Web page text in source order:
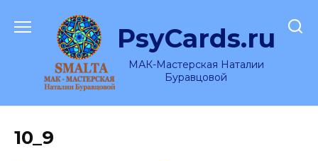
содержанию
PsyCards.ru
МАК-Мастерская Наталии
Буравцовой
10_9